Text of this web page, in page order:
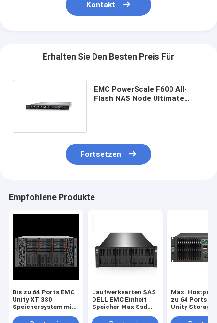
Kontakt
Erhalten Sie Den Besten Preis Für
EMC PowerScale F600 All-
Flash NAS Node Ultimate
Fortsetzen
Empfohlene Produkte
Bis zu 64 Ports EMC
Unity XT 380
Speichersystem mit
API Management-
Laufwerksarten SAS
DELL EMC Einheit
Speicher Max Ssd
Maxhostports Bis zu
Max.
zu 64 Ports
Unity Storage
bietet